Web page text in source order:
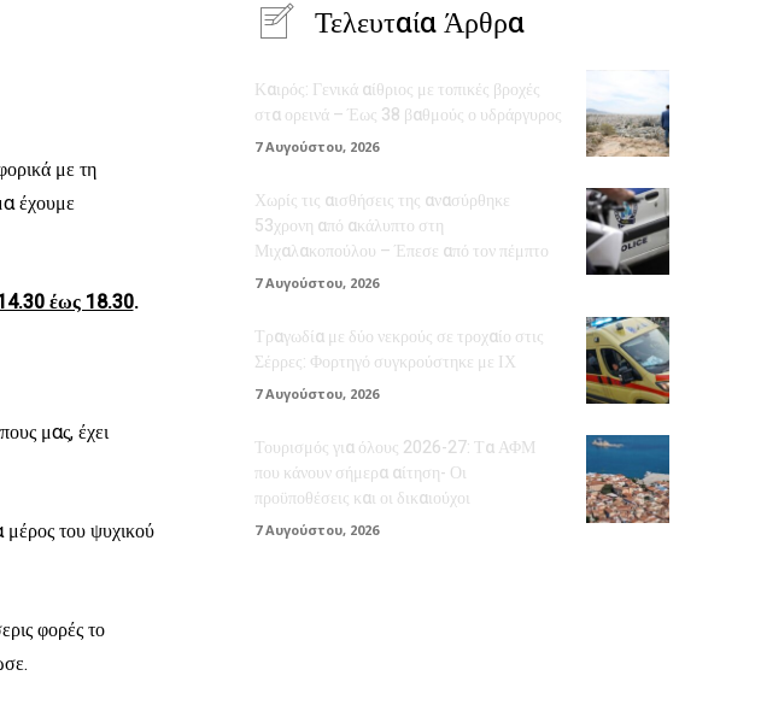
με τη
έχουμε
έως 18.30.
μας, έχει
του ψυχικού
φορές το
Τελευταία Άρθρα
Καιρός: Γενικά αίθριος με τοπικές βροχές
στα ορεινά – Έως 38 βαθμούς ο υδράργυρος
7 Αυγούστου, 2026
Χωρίς τις αισθήσεις της ανασύρθηκε
53χρονη από ακάλυπτο στη
Μιχαλακοπούλου – Έπεσε από τον πέμπτο
7 Αυγούστου, 2026
Τραγωδία με δύο νεκρούς σε τροχαίο στις
Σέρρες: Φορτηγό συγκρούστηκε με ΙΧ
7 Αυγούστου, 2026
Τουρισμός για όλους 2026-27: Τα ΑΦΜ
που κάνουν σήμερα αίτηση- Οι
προϋποθέσεις και οι δικαιούχοι
7 Αυγούστου, 2026